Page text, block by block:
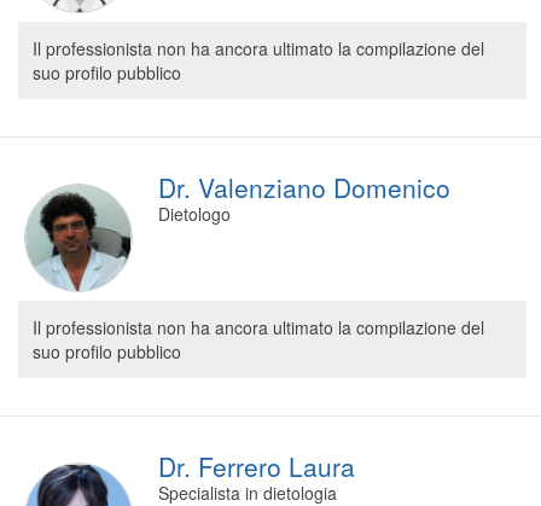
Il professionista non ha ancora ultimato la compilazione del
suo profilo pubblico
Dr. Valenziano Domenico
Dietologo
Il professionista non ha ancora ultimato la compilazione del
suo profilo pubblico
Dr. Ferrero Laura
Specialista in dietologia